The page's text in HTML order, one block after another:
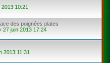
2013 10:21
des poignées plates
27 juin 2013 17:24
2013 11:31